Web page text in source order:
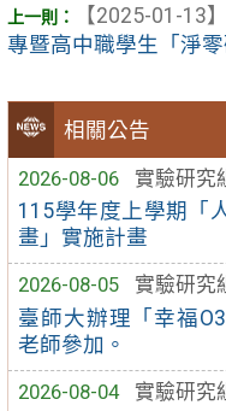
相關公告
2026-08-06
實驗研究
115學年度上學期「
畫」實施計畫
2026-08-05
實驗研究
臺師大辦理「幸福
老師參加。
2026-08-04
實驗研究
【2025-01-13】
專暨高中職學生「淨